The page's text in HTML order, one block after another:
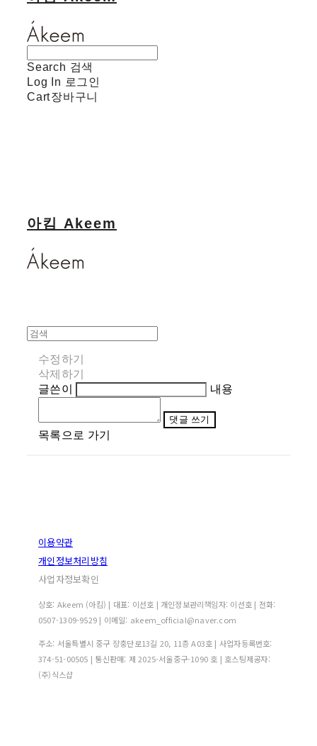
Search 검색
Log In 로그인
Cart장바구니
아킴 Akeem
수정하기
삭제하기
글쓴이
내용
댓글 쓰기
목록으로 가기
이용약관
개인정보처리방침
사업자정보확인
상호: Akeem (아킴) | 대표: 이선호 | 개인정보관리책임자: 이선호 | 전화:
0507-1309-9529 | 이메일: akeem_official@naver.com
주소: 서울특별시 중구 장충단로13길 20, 11층 A03호 | 사업자등록번호:
374-51-00505 | 통신판매: 제 2025-서울중구-1090 호 | 호스팅제공자:
(주)식스샵